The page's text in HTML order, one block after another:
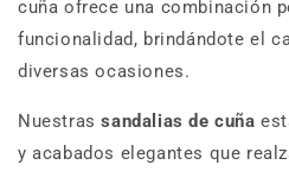
cuña ofrece una combinación
funcionalidad, brindándote el
diversas ocasiones.
Nuestrassandalias de cuña
y acabados elegantes que